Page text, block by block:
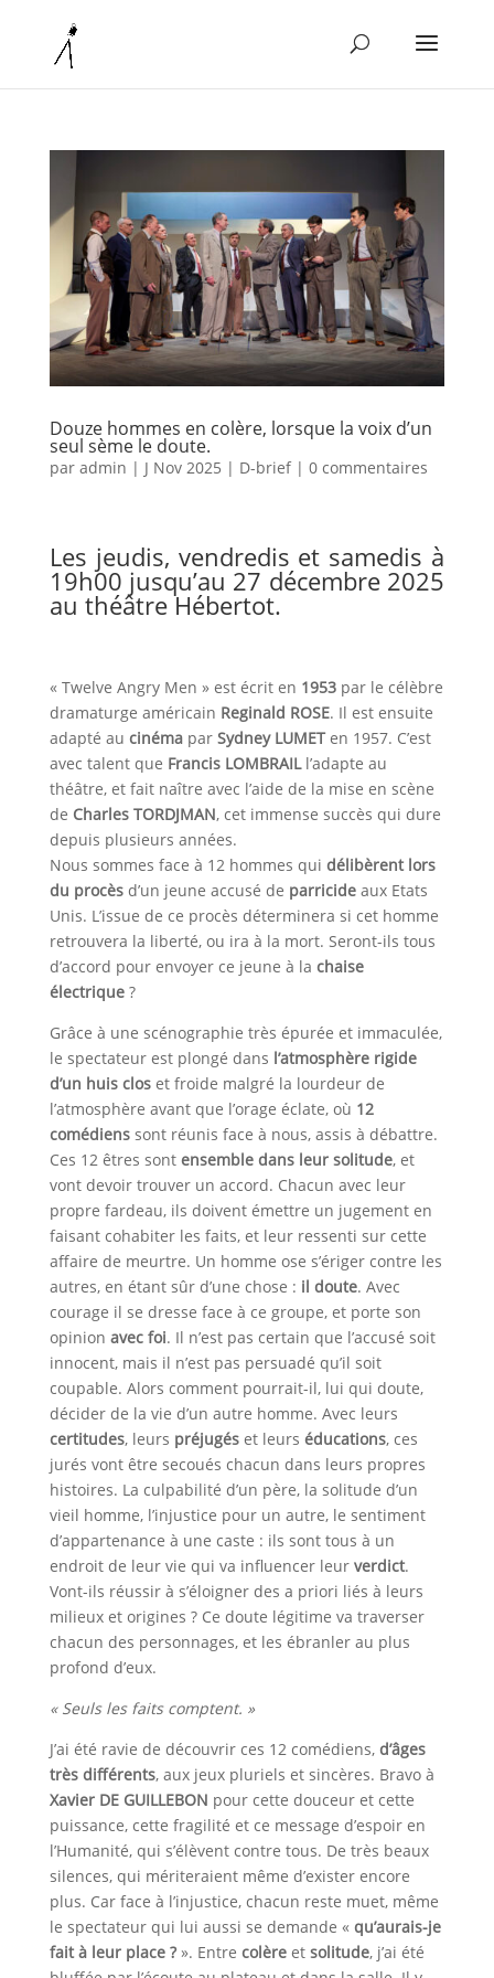
Douze hommes en colère, lorsque la voix d’un
seul sème le doute.
par admin | J Nov 2025 | D-brief| 0 commentaires
Les jeudis, vendredis et samedis à
19h00 jusqu’au 27 décembre 2025
au théâtre Hébertot.
« Twelve Angry Men » est écrit en 1953par le célèbre
dramaturge américain Reginald ROSE. Il est ensuite
adapté au cinémapar Sydney LUMETen 1957. C’est
avec talent que Francis LOMBRAILl’adapte au
théâtre, et fait naître avec l’aide de la mise en scène
de Charles TORDJMAN, cet immense succès qui dure
depuis plusieurs années.
Nous sommes face à 12 hommes qui délibèrent lors
du procèsd’un jeune accusé de parricide aux Etats
Unis. L’issue de ce procès déterminera si cet homme
retrouvera la liberté, ou ira à la mort. Seront-ils tous
d’accord pour envoyer ce jeune à la chaise
électrique?
Grâce à une scénographie très épurée et immaculée,
le spectateur est plongé dans l’atmosphère rigide
d’un huis closet froide malgré la lourdeur de
l’atmosphère avant que l’orage éclate, où 12
comédienssont réunis face à nous, assis à débattre.
Ces 12 êtres sont ensemble dans leur solitude, et
vont devoir trouver un accord. Chacun avec leur
propre fardeau, ils doivent émettre un jugement en
faisant cohabiter les faits, et leur ressenti sur cette
affaire de meurtre. Un homme ose s’ériger contre les
autres, en étant sûr d’une chose : il doute. Avec
courage il se dresse face à ce groupe, et porte son
opinion avec foi. Il n’est pas certain que l’accusé soit
innocent, mais il n’est pas persuadé qu’il soit
coupable. Alors comment pourrait-il, lui qui doute,
décider de la vie d’un autre homme. Avec leurs
certitudes, leurs préjugéset leurs éducations, ces
jurés vont être secoués chacun dans leurs propres
histoires. La culpabilité d’un père, la solitude d’un
vieil homme, l’injustice pour un autre, le sentiment
d’appartenance à une caste : ils sont tous à un
endroit de leur vie qui va influencer leurverdict.
Vont-ils réussir à s’éloigner des a priori liés à leurs
milieux et origines ? Ce doute légitime va traverser
chacun des personnages, et les ébranler au plus
profond d’eux.
« Seuls les faits comptent. »
J’ai été ravie de découvrir ces 12 comédiens, d’âges
très différents, aux jeux pluriels et sincères. Bravo à
Xavier DE GUILLEBON pour cette douceur et cette
puissance, cette fragilité et ce message d’espoir en
l’Humanité, qui s’élèvent contre tous. De très beaux
silences, qui mériteraient même d’exister encore
plus. Car face à l’injustice, chacun reste muet, même
le spectateur qui lui aussi se demande «qu’aurais-je
fait à leur place ? ». Entre colèreet solitude, j’ai été